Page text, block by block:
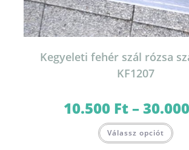
Kegyeleti fehér szál rózsa
KF1207
10.500 Ft–30.000
Válassz opciót a